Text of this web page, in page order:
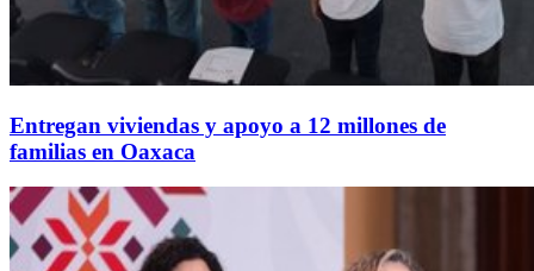
Entregan viviendas y apoyo a 12 millones de
familias en Oaxaca